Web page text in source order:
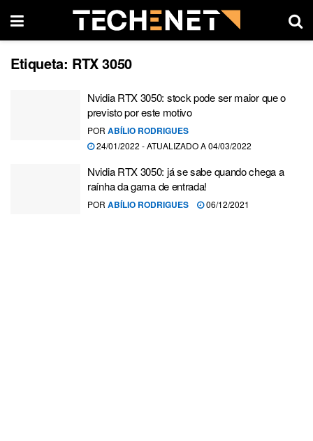
Etiqueta: RTX 3050
Nvidia RTX 3050: stock pode ser maior que o
previsto por este motivo
POR ABÍLIO RODRIGUES
24/01/2022 - ATUALIZADO A 04/03/2022
Nvidia RTX 3050: já se sabe quando chega a
raínha da gama de entrada!
POR ABÍLIO RODRIGUES 06/12/2021